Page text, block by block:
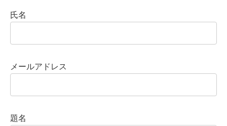
氏名
メールアドレス
題名